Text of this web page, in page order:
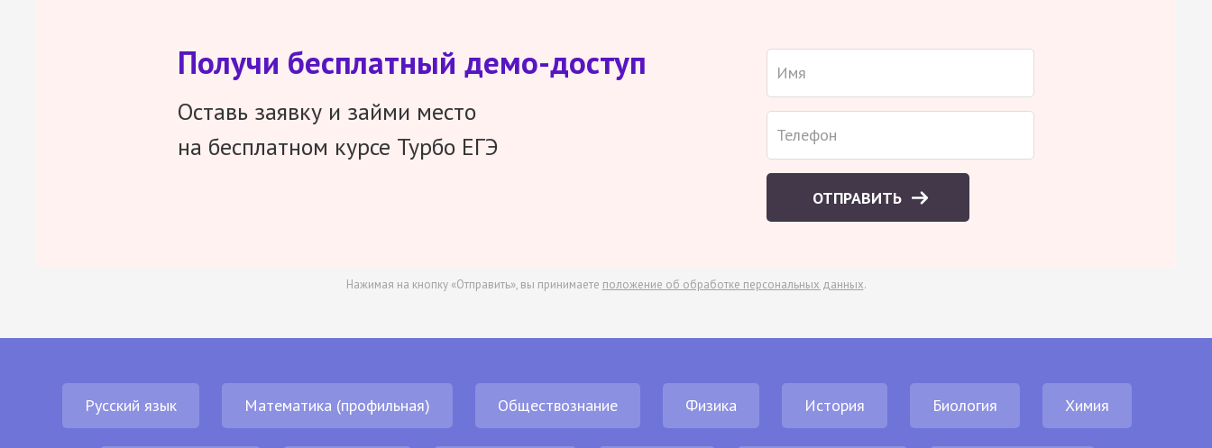
Получи бесплатный демо-доступ
Оставь заявку и займи место
на бесплатном курсе Турбо ЕГЭ
ОТПРАВИТЬ
Нажимая на кнопку «Отправить», вы принимаете положение об обработке персональных данных.
Русский язык Математика (профильная) Обществознание Физика История Биология Химия